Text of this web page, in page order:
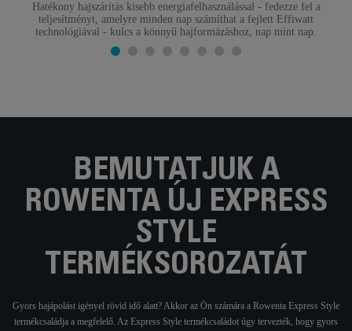
Hatékony hajszárítás kisebb energiafelhasználással - fedezze fel a
teljesítményt, amelyre minden nap számíthat a fejlett Effiwatt
technológiával - kulcs a könnyű hajformázáshoz, nap mint nap.
BEMUTATJUK A
ROWENTA ÚJ EXPRESS
STYLE
TERMÉKSOROZATÁT
Gyors hajápolást igényel rövid idő alatt? Akkor az Ön számára a Rowenta Express Style
termékcsaládja a megfelelő. Az Express Style termékcsaládot úgy tervezték, hogy gyors